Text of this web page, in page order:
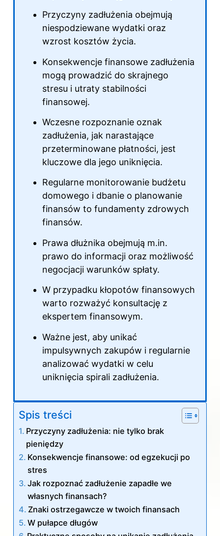
Przyczyny zadłużenia obejmują
niespodziewane wydatki oraz
wzrost kosztów życia.
Konsekwencje finansowe zadłużenia
mogą prowadzić do skrajnego
stresu i utraty stabilności
finansowej.
Wczesne rozpoznanie oznak
zadłużenia, jak narastające
przeterminowane płatności, jest
kluczowe dla jego uniknięcia.
Regularne monitorowanie budżetu
domowego i dbanie o planowanie
finansów to fundamenty zdrowych
finansów.
Prawa dłużnika obejmują m.in.
prawo do informacji oraz możliwość
negocjacji warunków spłaty.
W przypadku kłopotów finansowych
warto rozważyć konsultację z
ekspertem finansowym.
Ważne jest, aby unikać
impulsywnych zakupów i regularnie
analizować wydatki w celu
uniknięcia spirali zadłużenia.
Spis treści
Przyczyny zadłużenia: nie tylko brak
pieniędzy
Konsekwencje finansowe: od egzekucji po
stres
Jak rozpoznać zadłużenie zapadłe we
własnych finansach?
Znaki ostrzegawcze w twoich finansach
W pułapce długów